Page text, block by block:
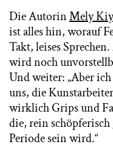
Die AutorinMely
ist alles hin, worauf
Takt, leises
wird noch
Und weiter: „Aber
uns, die
wirklich Grips und
die, rein
Periode sein wird.“